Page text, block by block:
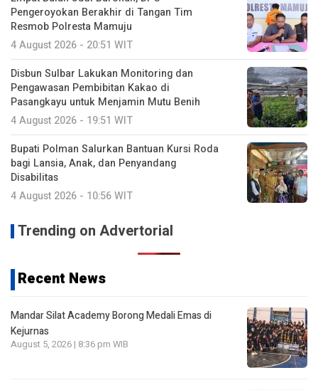
Pengeroyokan Berakhir di Tangan Tim
Resmob Polresta Mamuju
4 August 2026 - 20:51 WIT
Disbun Sulbar Lakukan Monitoring dan
Pengawasan Pembibitan Kakao di
Pasangkayu untuk Menjamin Mutu Benih
4 August 2026 - 19:51 WIT
Bupati Polman Salurkan Bantuan Kursi Roda
bagi Lansia, Anak, dan Penyandang
Disabilitas
4 August 2026 - 10:56 WIT
Trending on Advertorial
Recent News
Mandar Silat Academy Borong Medali Emas di
Kejurnas
August 5, 2026 | 8:36 pm WIB